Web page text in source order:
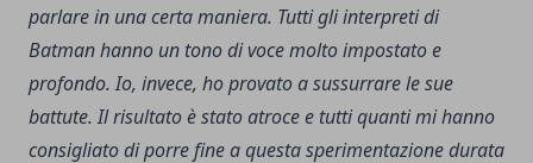
parlare in una certa maniera. Tutti gli interpreti di
Batman hanno un tono di voce molto impostato e
profondo. Io, invece, ho provato a sussurrare le sue
battute. Il risultato è stato atroce e tutti quanti mi hanno
consigliato di porre fine a questa sperimentazione durata